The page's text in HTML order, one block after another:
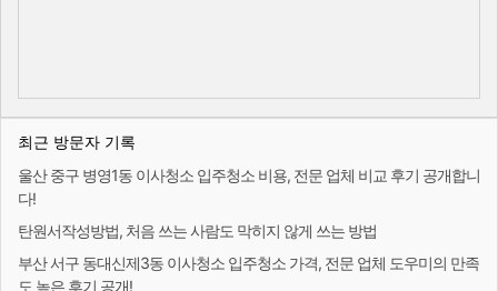
최근 방문자 기록
울산 중구 병영1동 이사청소 입주청소 비용, 전문 업체 비교 후기 공개합니
다!
탄원서작성방법, 처음 쓰는 사람도 막히지 않게 쓰는 방법
부산 서구 동대신제3동 이사청소 입주청소 가격, 전문 업체 도우미의 만족
도 높은 후기 공개!